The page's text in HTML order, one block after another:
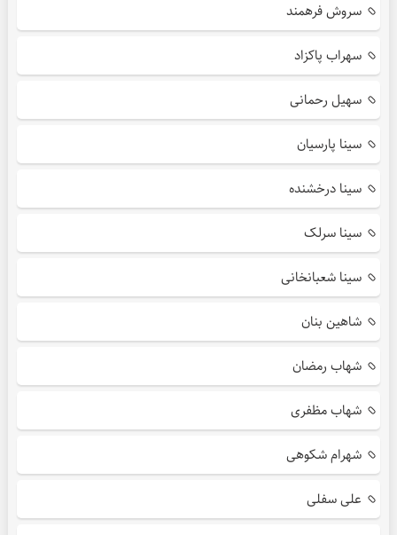
سروش فرهمند
سهراب پاکزاد
سهیل رحمانی
سینا پارسیان
سینا درخشنده
سینا سرلک
سینا شعبانخانی
شاهین بنان
شهاب رمضان
شهاب مظفری
شهرام شکوهی
علی سفلی